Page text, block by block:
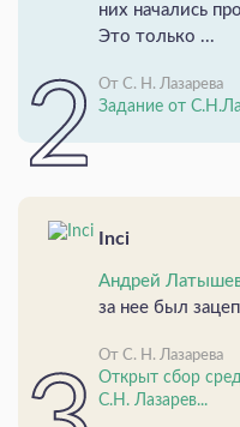
них начались
Это только ...
От С. Н. Лазарева
Задание от
Inci
Андрей
за нее был
От С. Н. Лазарева
Открыт сбор
С.Н. Лазарев...